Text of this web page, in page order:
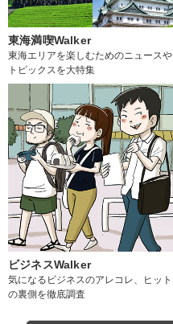
東海満喫Walker
東海エリアを楽しむためのニュースや
トピックスを大特集
ビジネスWalker
気になるビジネスのアレコレ、ヒット
の裏側を徹底調査